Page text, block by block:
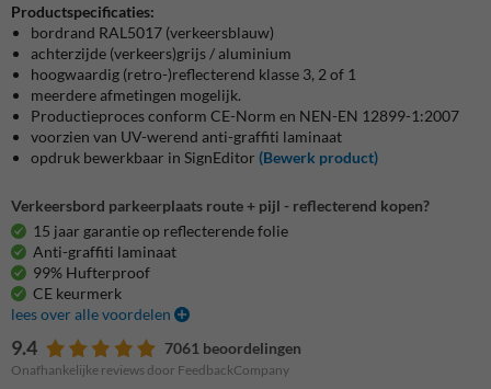
Productspecificaties:
bordrand RAL5017 (verkeersblauw)
achterzijde (verkeers)grijs / aluminium
hoogwaardig (retro-)reflecterend klasse 3, 2 of 1
meerdere afmetingen mogelijk.
Productieproces conform CE-Norm en NEN-EN 12899-1:2007
voorzien van UV-werend anti-graffiti laminaat
opdruk bewerkbaar in SignEditor (Bewerk product)
Verkeersbord parkeerplaats route + pijl - reflecterend kopen?
15 jaar garantie op reflecterende folie
Anti-graffiti laminaat
99% Hufterproof
CE keurmerk
lees over alle voordelen
9.4 7061 beoordelingen
Onafhankelijke reviews door FeedbackCompany